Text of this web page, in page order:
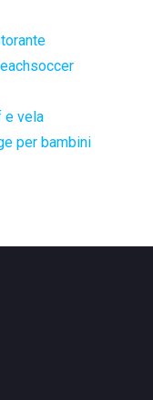
e vela
per bambini